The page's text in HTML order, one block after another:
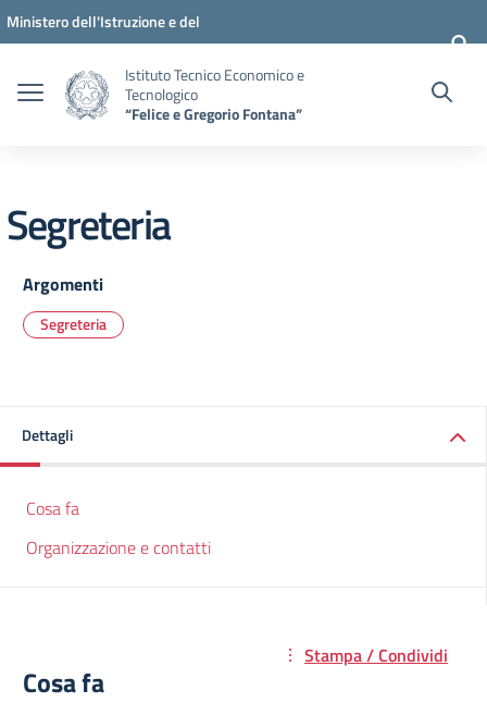
Vai ai contenuti
Vai al menu di navigazione
Vai al footer
Ministero dell'Istruzione e del
Istituto Tecnico Economico e
Tecnologico
“Felice e Gregorio Fontana”
Segreteria
Argomenti
Segreteria
Dettagli
Cosa fa
Organizzazione e contatti
Stampa / Condividi
Cosa fa